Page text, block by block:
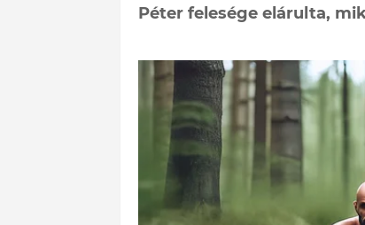
Péter felesége elárulta,